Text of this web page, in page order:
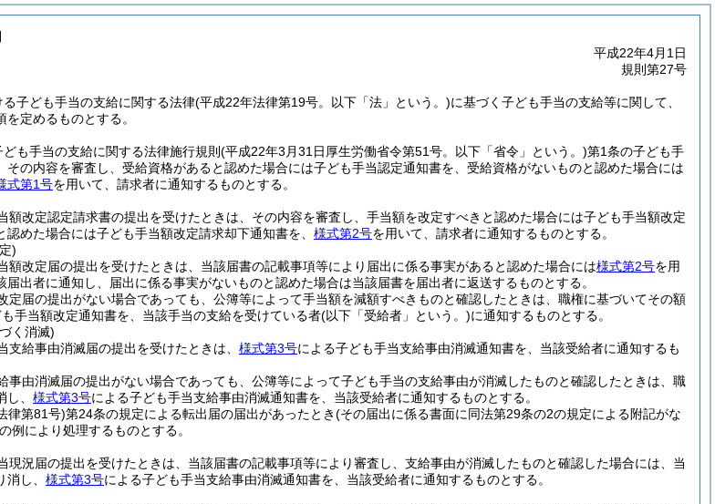
平成22年4月1日
規則第27号
子ども手当の支給に関する法律(平成22年法律第19号。以下「法」という。)に基づく子ども手当の支給等に関して、
定めるものとする。
も手当の支給に関する法律施行規則 (平成22年3月31日厚生労働省令第51号。以下「省令」という。)第1条の子ども手
その内容を審査し、受給資格があると認めた場合には子ども手当認定通知書を、受給資格がないものと認めた場合には
式第1号を用いて、請求者に通知するものとする。
額改定認定請求書の提出を受けたときは、その内容を審査し、手当額を改定すべきと認めた場合には子ども手当額改定
めた場合には子ども手当額改定請求却下通知書を、 様式第2号を用いて、請求者に通知するものとする。
)
額改定届の提出を受けたときは、当該届書の記載事項等により届出に係る事実があると認めた場合には様式第2号を用
出者に通知し、届出に係る事実がないものと認めた場合は当該届書を届出者に返送するものとする。
定届の提出がない場合であっても、公簿等によって手当額を減額すべきものと確認したときは、職権に基づいてその額
手当額改定通知書を、当該手当の支給を受けている者(以下「受給者」という。)に通知するものとする。
く消滅)
給事由消滅届の提出を受けたときは、 様式第3号による子ども手当支給事由消滅通知書を、当該受給者に通知するも
事由消滅届の提出がない場合であっても、公簿等によって子ども手当の支給事由が消滅したものと確認したときは、職
、 様式第3号による子ども手当支給事由消滅通知書を、当該受給者に通知するものとする。
律第81号)第24条の規定による転出届の届出があったとき(その届出に係る書面に同法第29条の2の規定による附記がな
例により処理するものとする。
現況届の提出を受けたときは、当該届書の記載事項等により審査し、支給事由が消滅したものと確認した場合には、当
し、 様式第3号による子ども手当支給事由消滅通知書を、当該受給者に通知するものとする。